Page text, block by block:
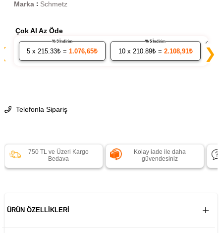
Marka : Schmetz
Çok Al Az Öde
5x 215.33₺ = 1.076,65₺
% 3 İndirim
10x 210.89₺ = 2.108,91₺
% 5 İndirim
20
❯
Telefonla Sipariş
750 TL ve Üzeri Kargo
Bedava
Kolay iade ile daha
güvendesiniz
ÜRÜN ÖZELLIKLERI